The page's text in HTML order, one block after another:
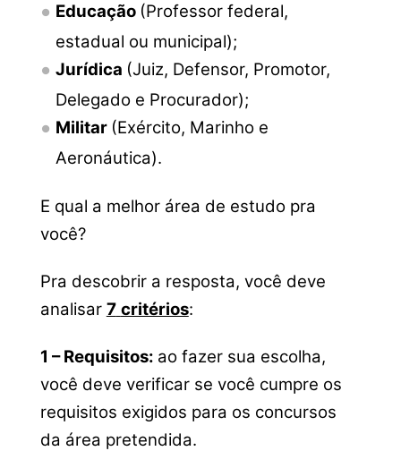
Educação (Professor federal,
estadual ou municipal);
Jurídica (Juiz, Defensor, Promotor,
Delegado e Procurador);
Militar (Exército, Marinho e
Aeronáutica).
E qual a melhor área de estudo pra
você?
Pra descobrir a resposta, você deve
analisar 7 critérios:
1 – Requisitos: ao fazer sua escolha,
você deve verificar se você cumpre os
requisitos exigidos para os concursos
da área pretendida.